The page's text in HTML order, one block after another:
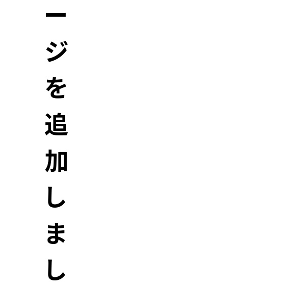
ー
ジ
を
追
加
し
ま
し